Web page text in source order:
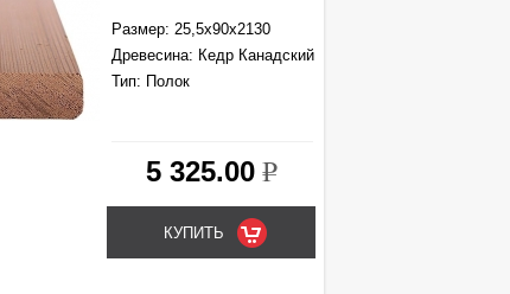
Размер: 25,5х90х2130
Древесина: Кедр Канадский
Тип: Полок
5 325.00 k